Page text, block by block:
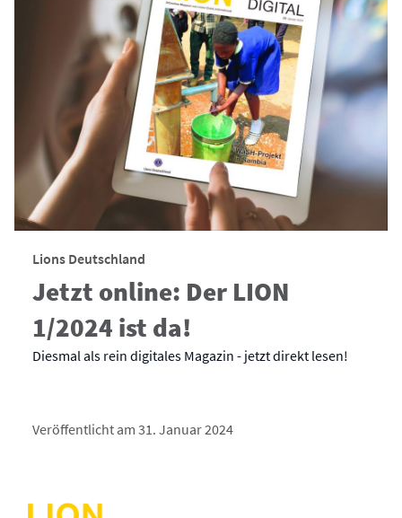
Lions Deutschland
Jetzt online: Der LION
1/2024 ist da!
Diesmal als rein digitales Magazin - jetzt direkt lesen!
Veröffentlicht am 31. Januar 2024